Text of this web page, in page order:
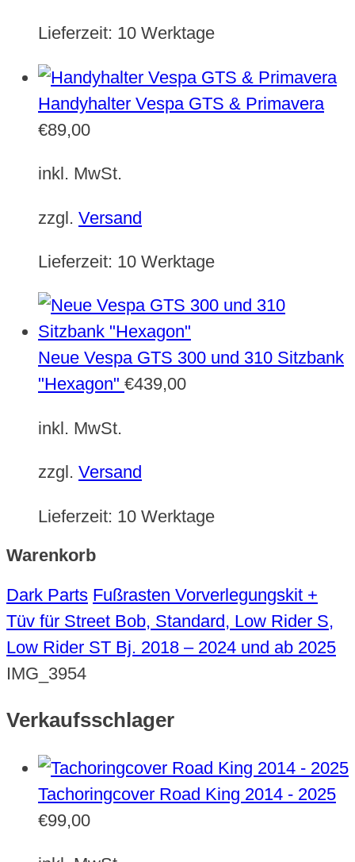
Lieferzeit: 10 Werktage
Handyhalter Vespa GTS & Primavera
€89,00
inkl. MwSt.
zzgl. Versand
Lieferzeit: 10 Werktage
Neue Vespa GTS 300 und 310 Sitzbank
"Hexagon" €439,00
inkl. MwSt.
zzgl. Versand
Lieferzeit: 10 Werktage
Warenkorb
Dark Parts Fußrasten Vorverlegungskit +
Tüv für Street Bob, Standard, Low Rider S,
Low Rider ST Bj. 2018 – 2024 und ab 2025
IMG_3954
Verkaufsschlager
Tachoringcover Road King 2014 - 2025
€99,00